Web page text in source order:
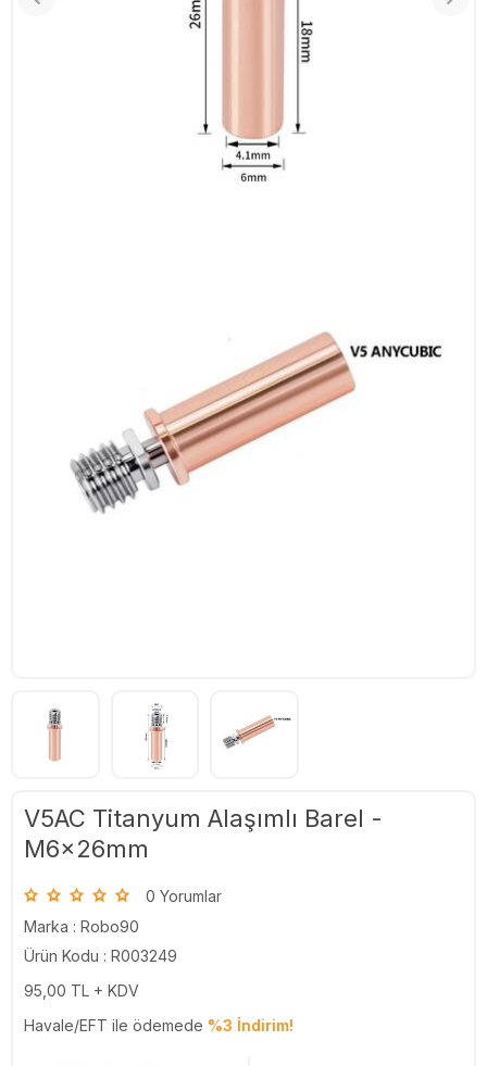
V5AC Titanyum Alaşımlı Barel -
M6x26mm
0 Yorumlar
Marka : Robo90
Ürün Kodu : R003249
95,00 TL + KDV
Havale/EFT ile ödemede %3 İndirim!